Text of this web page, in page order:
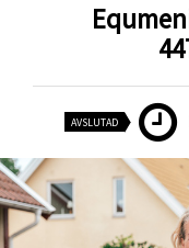
AVSLUTAD